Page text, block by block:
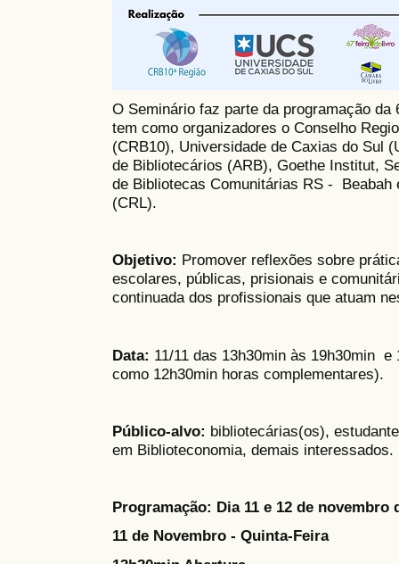
O Seminário faz parte da programação da
tem como organizadores o Conselho
(CRB10), Universidade de Caxias do Sul
de Bibliotecários (ARB), Goethe Institut,
de Bibliotecas Comunitárias RS - Beabah
(CRL).
Objetivo: Promover reflexões sobre
escolares, públicas, prisionais e
continuada dos profissionais que atuam
Data: 11/11 das 13h30min às 19h30min
como 12h30min horas complementares).
Público-alvo: bibliotecárias(os),
em Biblioteconomia, demais interessados.
Programação: Dia 11 e 12 de novembro
11 de Novembro - Quinta-Feira